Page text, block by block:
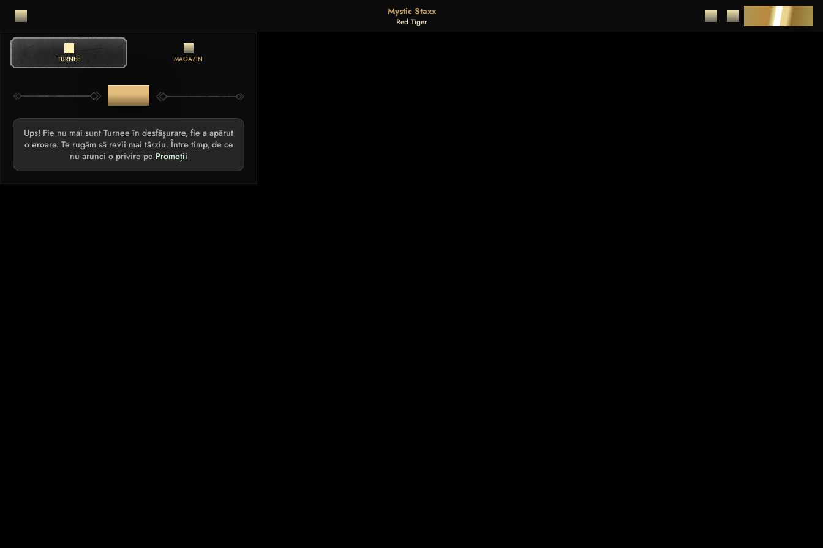
Mystic Staxx
Red Tiger DEPUNERE
TURNEE MAGAZIN
TURNEE
Ups! Fie nu mai sunt Turnee în desfășurare, fie a apărut
o eroare. Te rugăm să revii mai târziu. Între timp, de ce
nu arunci o privire pe Promoții